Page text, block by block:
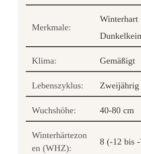
Merkmale:
Winterhart
Klima: Gemäßigt
Lebenszyklus: Zweijährig
Wuchshöhe: 40-80 cm
Winterhärtezon
en (WHZ):
8 (-12 bis